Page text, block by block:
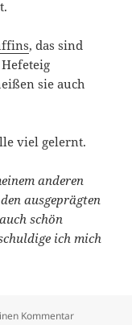
, das sind
sie auch
viel gelernt.
anderen
ausgeprägten
schön
ich mich
Kommentarzu Anne